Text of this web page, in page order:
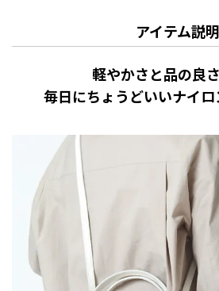
アイテム説明
軽やかさと品の良
毎日にちょうどいいナイ